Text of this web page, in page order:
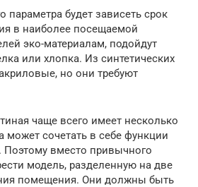
параметра будет зависеть срок
в наиболее посещаемой
эко-материалам, подойдут
или хлопка. Из синтетических
но они требуют
чаще всего имеет несколько
может сочетать в себе функции
Поэтому вместо привычного
модель, разделенную на две
помещения. Они должны быть